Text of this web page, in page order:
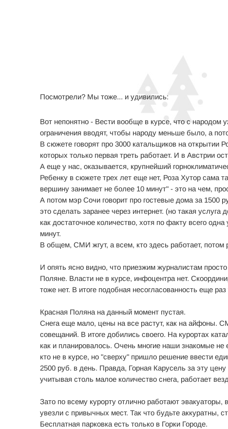
Посмотрели? Мы тоже... и удивились:
Вот непонятно - Вести вообще в курсе, что с
ограничения вводят, чтобы народу меньше было, а
В сюжете говорят про 3000 катальщиков на открытии
которых только первая треть работает. И в Австрии
А еще у нас, оказывается, крупнейший
Ребенку в сюжете трех лет еще нет, Роза Хутор сама
вершину занимает не более 10 минут" - это на чем,
А потом мэр Сочи говорит про гостевые дома за 1500
это сделать заранее через интернет. (но такая
как достаточное количество, хотя по факту всего
минут.
В общем, СМИ жгут, а всем, кто здесь работает, потом
И опять ясно видно, что приезжим журналистам
Поляне. Власти не в курсе, инфоцентра нет.
тоже нет. В итоге подобная несогласованность еще
Красная Поляна на данный момент пустая.
Снега еще мало, цены на все растут, как на айфоны.
совещаний. В итоге добились своего. На курортах
как и планировалось. Очень многие наши знакомые не
кто не в курсе, но "сверху" пришло решение ввести
2500 руб. в день. Правда, Горная Карусель за эту
учитывая столь малое количество снега, работает
Зато по всему курорту отлично работают
увезли с привычных мест. Так что будьте аккуратны,
Бесплатная парковка есть только в Горки Городе.